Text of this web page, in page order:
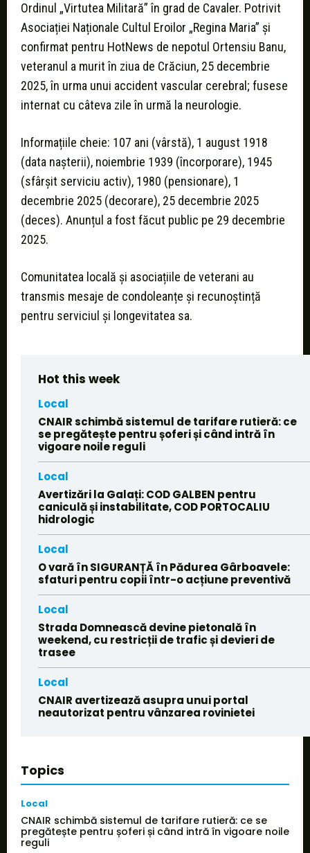
Ordinul „Virtutea Militară” în grad de Cavaler. Potrivit
Asociației Naționale Cultul Eroilor „Regina Maria” și
confirmat pentru HotNews de nepotul Ortensiu Banu,
veteranul a murit în ziua de Crăciun, 25 decembrie
2025, în urma unui accident vascular cerebral; fusese
internat cu câteva zile în urmă la neurologie.
Informațiile cheie: 107 ani (vârstă), 1 august 1918
(data nașterii), noiembrie 1939 (încorporare), 1945
(sfârșit serviciu activ), 1980 (pensionare), 1
decembrie 2025 (decorare), 25 decembrie 2025
(deces). Anunțul a fost făcut public pe 29 decembrie
2025.
Comunitatea locală și asociațiile de veterani au
transmis mesaje de condoleanțe și recunoștință
pentru serviciul și longevitatea sa.
Hot this week
Local
CNAIR schimbă sistemul de tarifare rutieră: ce
se pregătește pentru șoferi și când intră în
vigoare noile reguli
Local
Avertizări la Galați: COD GALBEN pentru
caniculă și instabilitate, COD PORTOCALIU
hidrologic
Local
O vară în SIGURANȚĂ în Pădurea Gârboavele:
sfaturi pentru copii într-o acțiune preventivă
Local
Strada Domnească devine pietonală în
weekend, cu restricții de trafic și devieri de
trasee
Local
CNAIR avertizează asupra unui portal
neautorizat pentru vânzarea rovinietei
Topics
Local
CNAIR schimbă sistemul de tarifare rutieră: ce se
pregătește pentru șoferi și când intră în vigoare noile
reguli